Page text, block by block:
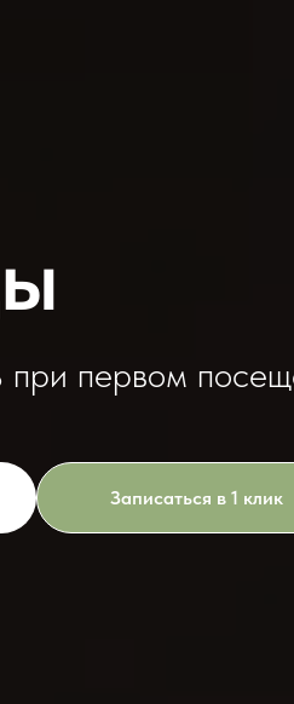
первом
Записаться в 1 клик